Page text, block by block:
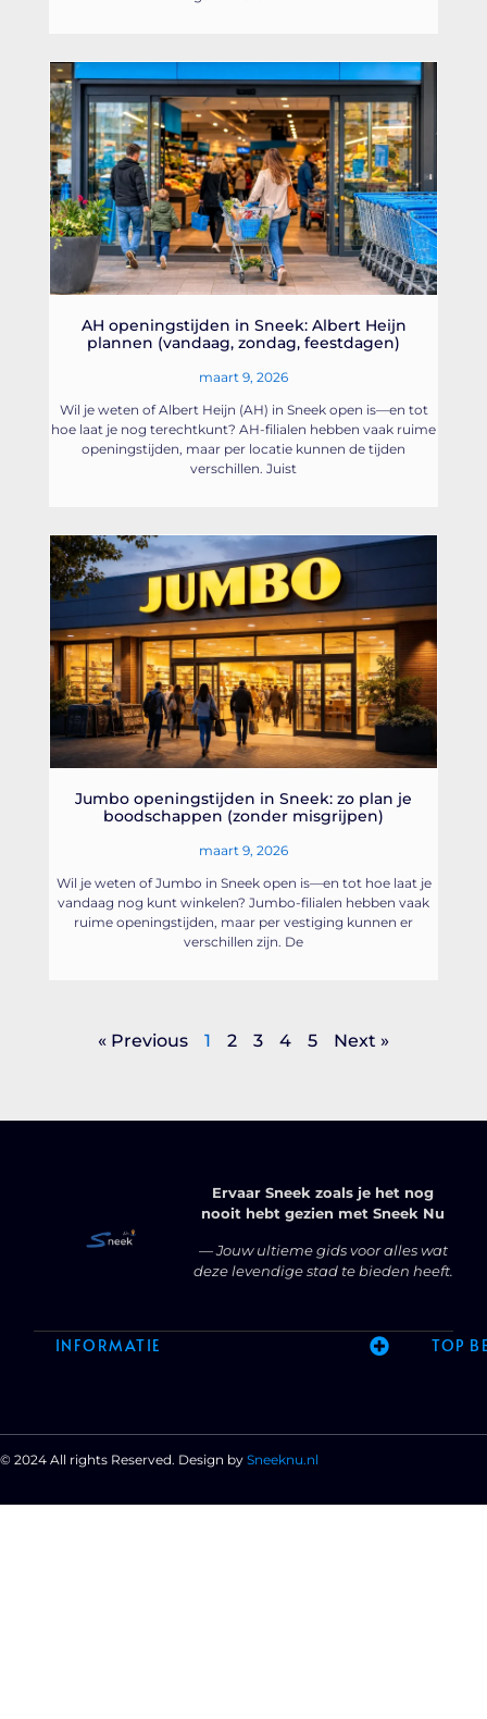
AH openingstijden in Sneek: Albert Heijn
plannen (vandaag, zondag, feestdagen)
maart 9, 2026
Wil je weten of Albert Heijn (AH) in Sneek open is—en tot
hoe laat je nog terechtkunt? AH-filialen hebben vaak ruime
openingstijden, maar per locatie kunnen de tijden
verschillen. Juist
Jumbo openingstijden in Sneek: zo plan je
boodschappen (zonder misgrijpen)
maart 9, 2026
Wil je weten of Jumbo in Sneek open is—en tot hoe laat je
vandaag nog kunt winkelen? Jumbo-filialen hebben vaak
ruime openingstijden, maar per vestiging kunnen er
verschillen zijn. De
« Previous 1 2 3 4 5 Next »
Ervaar Sneek zoals je het nog
nooit hebt gezien met Sneek Nu
— Jouw ultieme gids voor alles wat
deze levendige stad te bieden heeft.
INFORMATIE TOP
© 2024 All rights Reserved. Design by Sneeknu.nl